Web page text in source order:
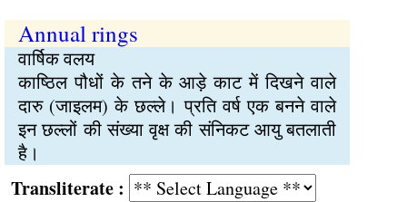
Annual rings
वार्षिक वलय
काष्ठिल पौधों के तने के आड़े काट में दिखने वाले
दारु (जाइलम) के छल्ले। प्रति वर्ष एक बनने वाले
इन छल्लों की संख्या वृक्ष की संनिकट आयु बतलाती
है।
: